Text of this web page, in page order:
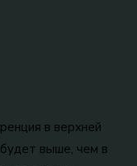
в верхней
выше, чем в